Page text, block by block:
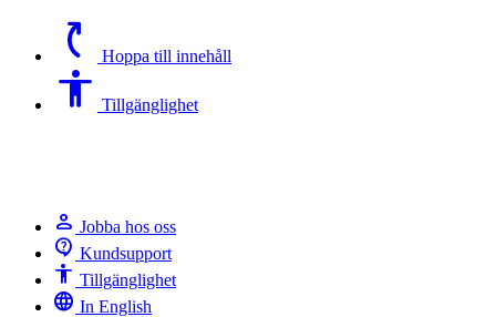
switch_access_shortcut Hoppa till innehåll
Accessibility Tillgänglighet
person Jobba hos oss
contact_support Kundsupport
Accessibility Tillgänglighet
language In English